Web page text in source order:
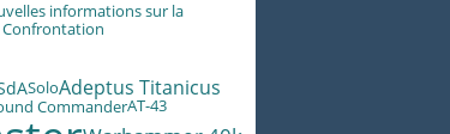
informations sur la
SoloAdeptus Titanicus
CommanderAT-43